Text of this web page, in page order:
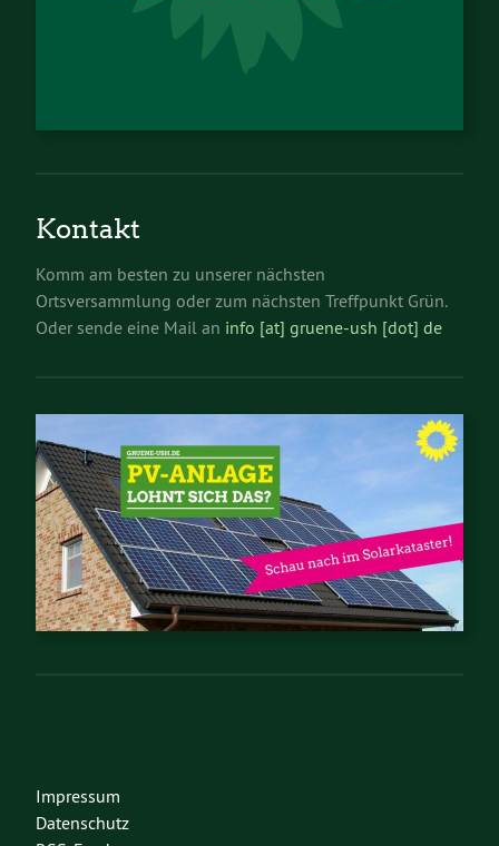
Kontakt
Komm am besten zu unserer nächsten
Ortsversammlung oder zum nächsten Treffpunkt Grün.
Oder sende eine Mail an info [at] gruene-ush [dot] de
Impressum
Datenschutz